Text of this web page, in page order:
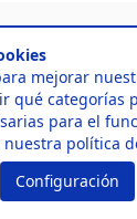
ofertas
en
mejorar
qué categorías
para el
nuestra política
Configuración